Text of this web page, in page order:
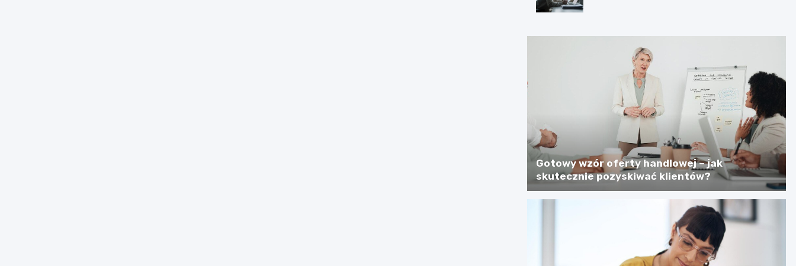
Gotowy wzór oferty handlowej – jak
skutecznie pozyskiwać klientów?